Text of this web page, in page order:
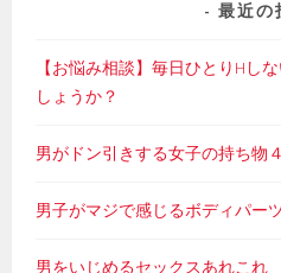
最近の
【お悩み相談】毎日ひとりHし
しょうか？
男がドン引きする女子の持ち物
男子がマジで感じるボディパー
男をいじめるセックスあれこれ